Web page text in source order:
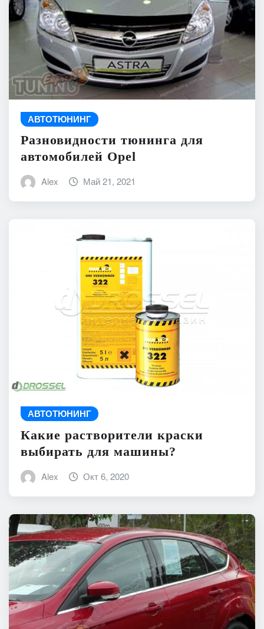
АВТОТЮНИНГ
Разновидности тюнинга для
автомобилей Opel
Alex Май 21, 2021
АВТОТЮНИНГ
Какие растворители краски
выбирать для машины?
Alex Окт 6, 2020